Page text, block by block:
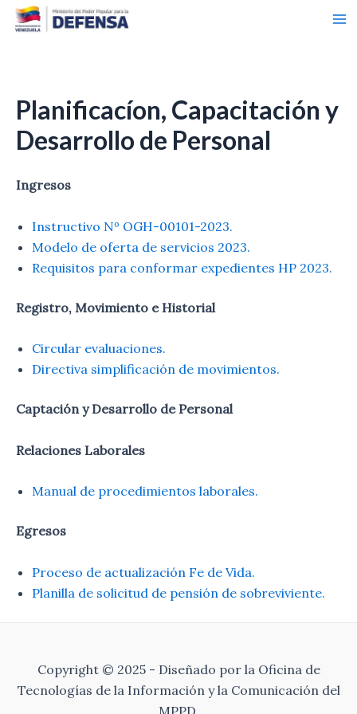
Planificacíon, Capacitación y
Desarrollo de Personal
Ingresos
Instructivo Nº OGH-00101-2023.
Modelo de oferta de servicios 2023.
Requisitos para conformar expedientes HP 2023.
Registro, Movimiento e Historial
Circular evaluaciones.
Directiva simplificación de movimientos.
Captación y Desarrollo de Personal
Relaciones Laborales
Manual de procedimientos laborales.
Egresos
Proceso de actualización Fe de Vida.
Planilla de solicitud de pensión de sobreviviente.
Copyright © 2025 - Diseñado por la Oficina de
Tecnologías de la Información y la Comunicación del
MPPD.